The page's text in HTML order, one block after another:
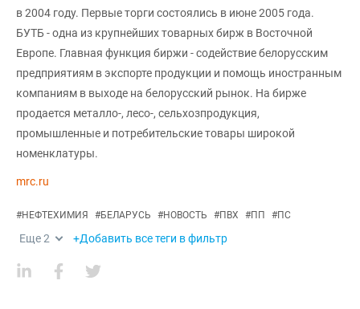
в 2004 году. Первые торги состоялись в июне 2005 года.
БУТБ - одна из крупнейших товарных бирж в Восточной
Европе. Главная функция биржи - содействие белорусским
предприятиям в экспорте продукции и помощь иностранным
компаниям в выходе на белорусский рынок. На бирже
продается металло-, лесо-, сельхозпродукция,
промышленные и потребительские товары широкой
номенклатуры.
mrc.ru
#НЕФТЕХИМИЯ #БЕЛАРУСЬ #НОВОСТЬ #ПВХ #ПП #ПС
Еще2 +Добавить все теги в фильтр